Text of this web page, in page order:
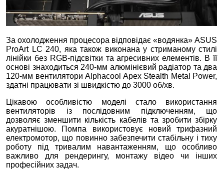
За охолодження процесора відповідає «водянка» ASUS
ProArt LC 240, яка також виконана у стриманому стилі
лінійки без RGB-підсвітки та агресивних елементів. В її
основі знаходиться 240-мм алюмінієвий радіатор та два
120-мм вентилятори Alphacool Apex Stealth Metal Power,
здатні працювати зі швидкістю до 3000 об/хв.
Цікавою особливістю моделі стало використання
вентиляторів із послідовним підключенням, що
дозволяє зменшити кількість кабелів та зробити збірку
акуратнішою. Помпа використовує новий трифазний
електромотор, що повинно забезпечити стабільну і тиху
роботу під тривалим навантаженням, що особливо
важливо для рендерингу, монтажу відео чи інших
професійних задач.